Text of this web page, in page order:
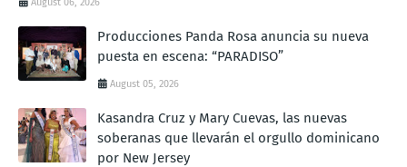
Producciones Panda Rosa anuncia su nueva
puesta en escena: “PARADISO”
August 05, 2026
Kasandra Cruz y Mary Cuevas, las nuevas
soberanas que llevarán el orgullo dominicano
por New Jersey